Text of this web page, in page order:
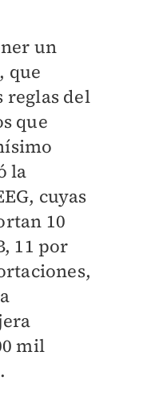
un
que
reglas del
que
la
cuyas
10
11 por
mil